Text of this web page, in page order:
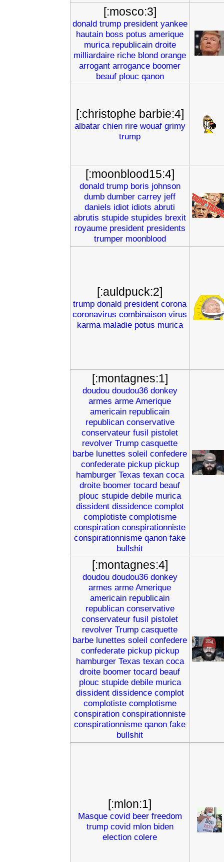
[:mosco:3]
donald trump president yankee
hautain boss potus amerique
murica republicain droite
milliardaire riche blond orange
arrogant arrogance boomer
beauf plouc qanon
[:christophe barbie:4]
albatar chien rire wouaf grimy
trump
[:moonblood15:4]
donald trump boris johnson
dumb dumber carrey jeff
daniels idiot idiots abruti
abrutis stupide stupides brexit
royaume president presidents
trumper moonblood
[:auldpuck:2]
trump donald president corona
coronavirus combinaison virus
karma maladie potus murica
[:montagnes:1]
doudou doudou36 donkey
armes arme Amerique
americain republicain
republican conservative
conservateur fusil pistolet
revolver Trump casquette
barbe lunettes soleil confedere
confederate pickup pickup
hamburger Texas texan coca
droite boomer tocard beauf
plouc stupide debile murica
dissident dissidence complot
complotiste complotisme
conspiration conspirationniste
conspirationnisme qanon fake
bullshit
[:montagnes:4]
doudou doudou36 donkey
armes arme Amerique
americain republicain
republican conservative
conservateur fusil pistolet
revolver Trump casquette
barbe lunettes soleil confedere
confederate pickup pickup
hamburger Texas texan coca
droite boomer tocard beauf
plouc stupide debile murica
dissident dissidence complot
complotiste complotisme
conspiration conspirationniste
conspirationnisme qanon fake
bullshit
[:mlon:1]
Masque covid beer freedom
trump covid mlon biden
election colere